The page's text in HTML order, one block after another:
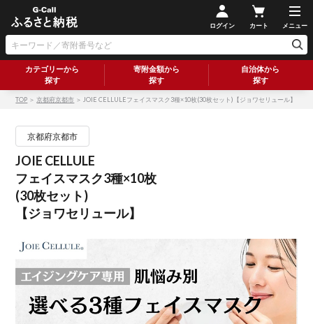
ログイン カート メニュー
カテゴリーから
探す
寄附金額から
探す
自治体から
探す
TOP ＞京都府京都市 ＞ JOIE CELLULEフェイスマスク3種×10枚(30枚セット)【ジョワセリュール】
京都府京都市
JOIE CELLULE
フェイスマスク3種×10枚
(30枚セット)
【ジョワセリュール】